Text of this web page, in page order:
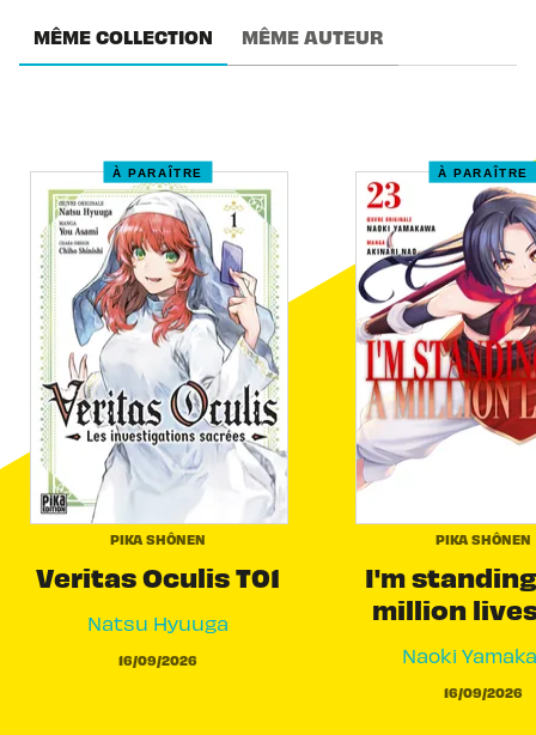
MÊME COLLECTION MÊME AUTEUR
À PARAÎTRE
PIKA SHÔNEN
Veritas Oculis T01
Natsu Hyuuga
16/09/2026
À PARAÎTRE
PIKA SHÔNEN
I'm
million
Naoki
16/09/2026